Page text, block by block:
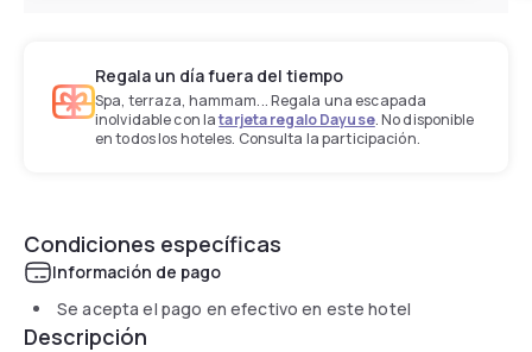
Regala un día fuera del tiempo
Spa, terraza, hammam... Regala una escapada
inolvidable con latarjeta regalo Dayuse. No disponible
en todos los hoteles. Consulta la participación.
Condiciones específicas
Información de pago
Se acepta el pago en efectivo en este hotel
Descripción